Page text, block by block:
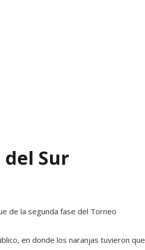
Sur
de la segunda fase del Torneo
en donde los naranjas tuvieron que